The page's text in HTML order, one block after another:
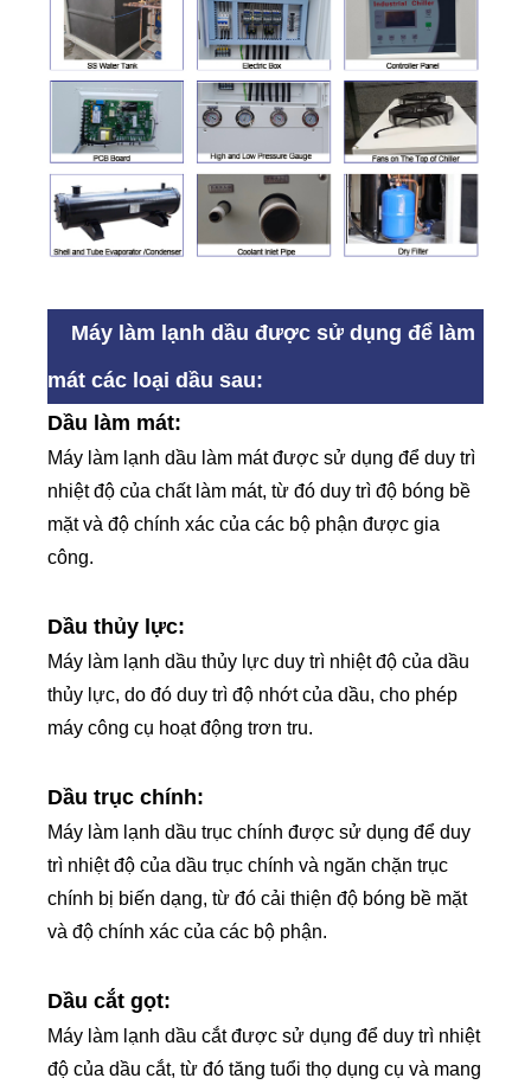
Máy làm lạnh dầu được sử dụng để làm
mát các loại dầu sau:
Dầu làm mát:
Máy làm lạnh dầu làm mát được sử dụng để duy trì
nhiệt độ của chất làm mát, từ đó duy trì độ bóng bề
mặt và độ chính xác của các bộ phận được gia
công.
Dầu thủy lực:
Máy làm lạnh dầu thủy lực duy trì nhiệt độ của dầu
thủy lực, do đó duy trì độ nhớt của dầu, cho phép
máy công cụ hoạt động trơn tru.
Dầu trục chính:
Máy làm lạnh dầu trục chính được sử dụng để duy
trì nhiệt độ của dầu trục chính và ngăn chặn trục
chính bị biến dạng, từ đó cải thiện độ bóng bề mặt
và độ chính xác của các bộ phận.
Dầu cắt gọt:
Máy làm lạnh dầu cắt được sử dụng để duy trì nhiệt
độ của dầu cắt, từ đó tăng tuổi thọ dụng cụ và mang